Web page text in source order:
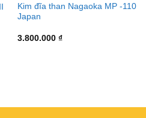
Kim đĩa than Nagaoka MP -110
Japan
3.800.000 ₫